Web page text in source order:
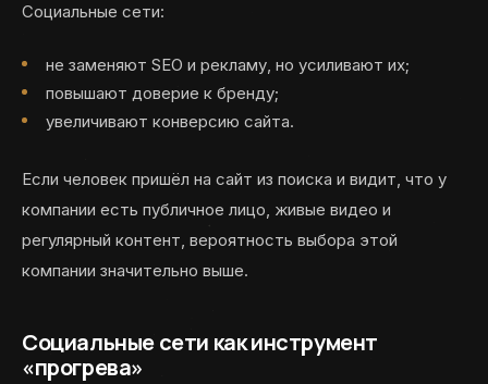
Социальные сети:
не заменяют SEO и рекламу, но усиливают их;
повышают доверие к бренду;
увеличивают конверсию сайта.
Если человек пришёл на сайт из поиска и видит, что у
компании есть публичное лицо, живые видео и
регулярный контент, вероятность выбора этой
компании значительно выше.
Социальные сети как инструмент
«прогрева»